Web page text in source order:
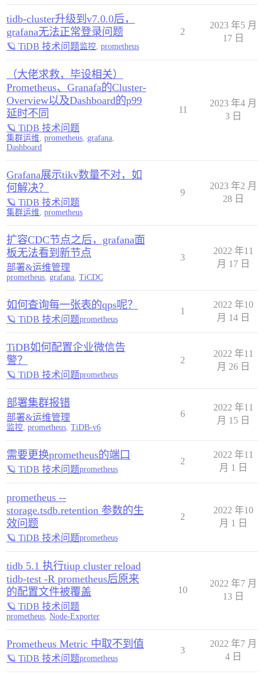
tidb-cluster升级到v7.0.0后，
grafana无法正常登录问题
🪐 TiDB 技术问题监控 prometheus
2
2023 年5 月
17 日
（大佬求救，毕设相关）
Prometheus、Granafa的Cluster-
Overview以及Dashboard的p99
延时不同
🪐 TiDB 技术问题
集群运维, prometheus, grafana,
Dashboard
11
2023 年4 月
3 日
Grafana展示tikv数量不对，如
何解决？
🪐 TiDB 技术问题
集群运维, prometheus
9
2023 年2 月
28 日
扩容CDC节点之后，grafana面
板无法看到新节点
部署&运维管理
prometheus, grafana, TiCDC
3
2022 年11
月 17 日
如何查询每一张表的qps呢？
🪐 TiDB 技术问题prometheus
1
2022 年10
月 14 日
TiDB如何配置企业微信告
警？
🪐 TiDB 技术问题prometheus
2
2022 年11
月 26 日
部署集群报错
部署&运维管理
监控, prometheus, TiDB-v6
6
2022 年11
月 15 日
需要更换prometheus的端口
🪐 TiDB 技术问题prometheus
2
2022 年11
月 1 日
prometheus --
storage.tsdb.retention 参数的生
效问题
🪐 TiDB 技术问题prometheus
2
2022 年10
月 1 日
tidb 5.1 执行tiup cluster reload
tidb-test -R prometheus后原来
的配置文件被覆盖
🪐 TiDB 技术问题
prometheus, Node-Exporter
10
2022 年7 月
13 日
Prometheus Metric 中取不到值
🪐 TiDB 技术问题prometheus
3
2022 年7 月
4 日